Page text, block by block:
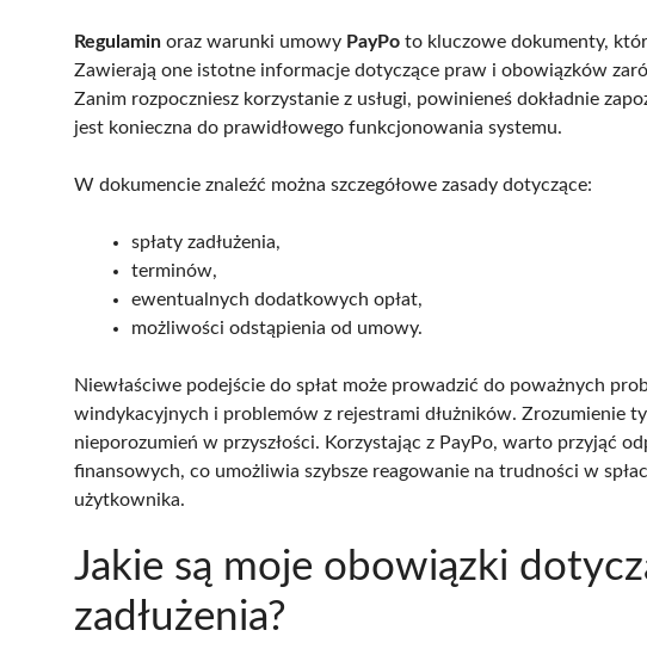
Regulamin oraz warunki umowy PayPo to kluczowe dokumenty,
Zawierają one istotne informacje dotyczące praw i obowiązków
Zanim rozpoczniesz korzystanie z usługi, powinieneś dokładnie
jest konieczna do prawidłowego funkcjonowania systemu.
W dokumencie znaleźć można szczegółowe zasady dotyczące:
spłaty zadłużenia,
terminów,
ewentualnych dodatkowych opłat,
możliwości odstąpienia od umowy.
Niewłaściwe podejście do spłat może prowadzić do poważnych
windykacyjnych i problemów z rejestrami dłużników. Zrozumienie
nieporozumień w przyszłości. Korzystając z PayPo, warto przyjąć
finansowych, co umożliwia szybsze reagowanie na trudności w
użytkownika.
Jakie są moje obowiązki
zadłużenia?